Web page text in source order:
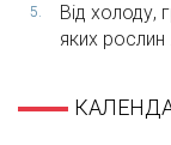
5.
Від холоду,
яких рослин